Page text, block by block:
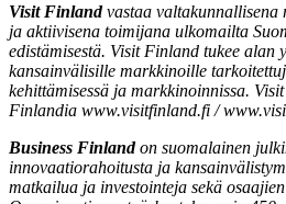
Visit Finlandvastaa valtakunnallisena
ja aktiivisena toimijana ulkomailta
edistämisestä. Visit Finland tukee alan
kansainvälisille markkinoille
kehittämisessä ja markkinoinnissa.
Finlandia www.visitfinland.fi /
Business Finlandon suomalainen
innovaatiorahoitusta ja
matkailua ja investointeja sekä